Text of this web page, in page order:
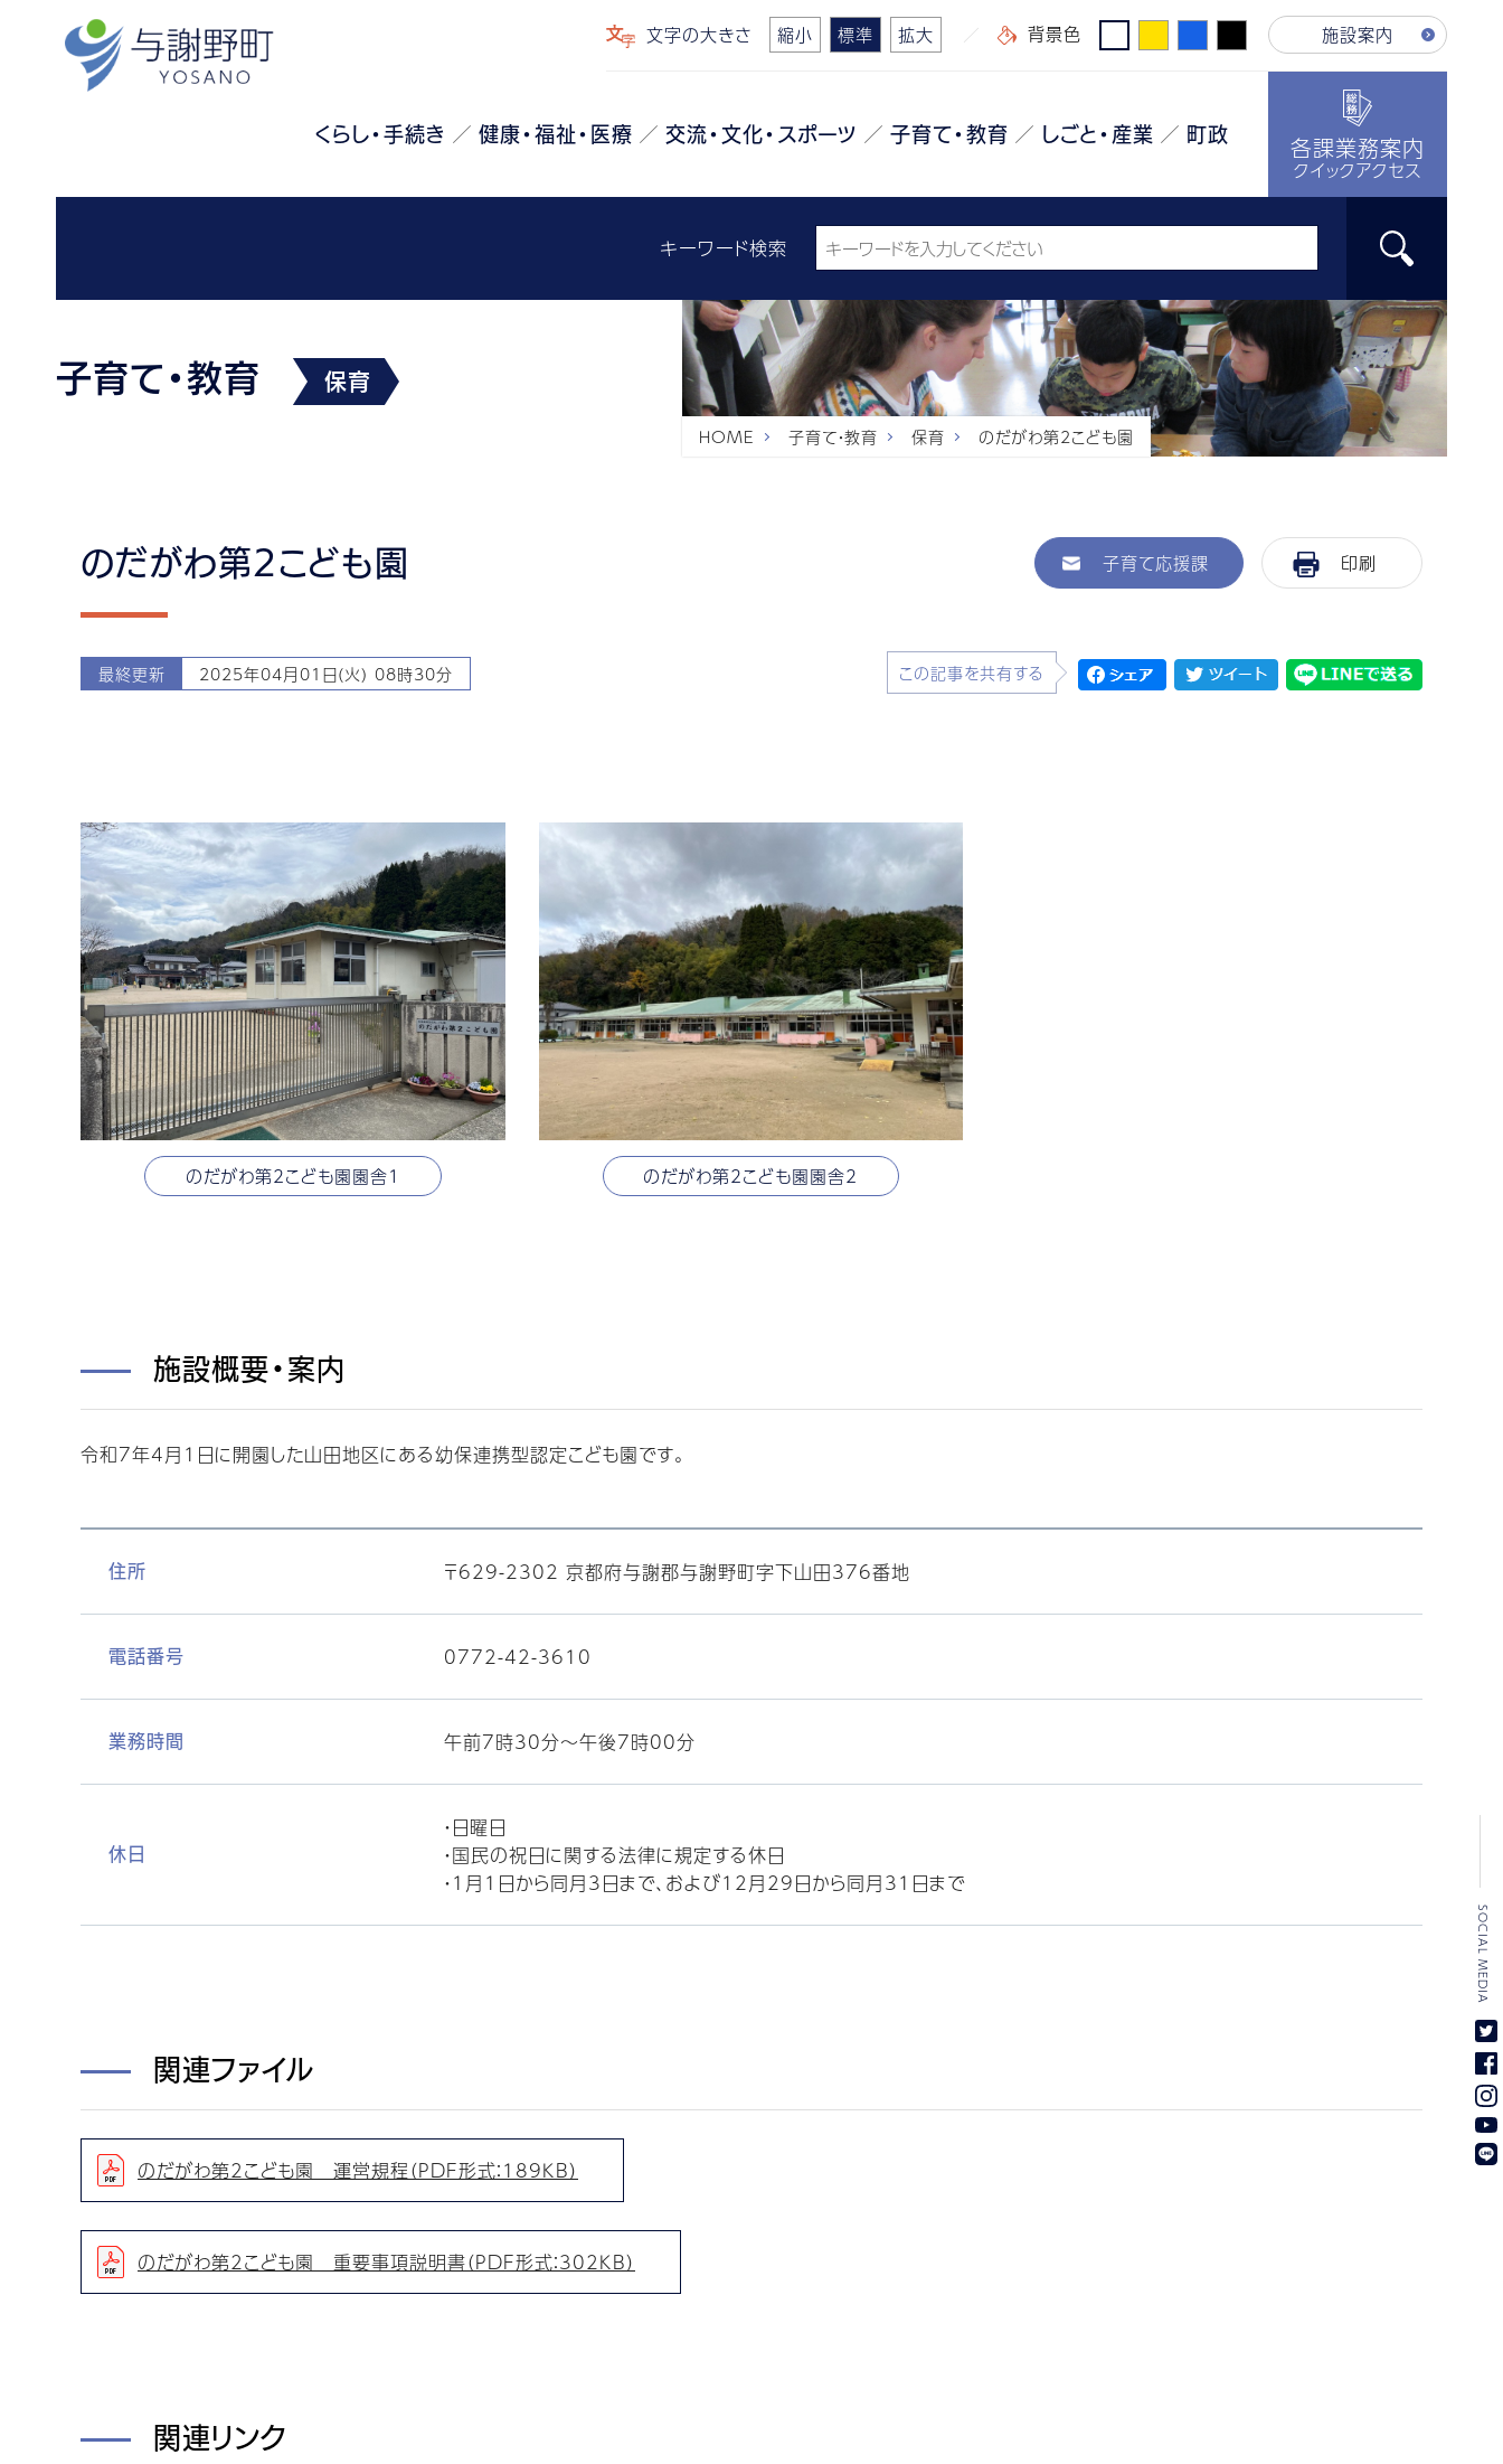
文字の大きさ 縮小 標準 拡大 背景色 施設案内
くらし・手続き 健康・福祉・医療 交流・文化・スポーツ 子育て・教育 しごと・産業 町政 各課業務案内
クイックアクセス
キーワード検索
子育て・教育 保育
HOME 子育て・教育 保育 のだがわ第2こども園
のだがわ第2こども園 子育て応援課 印刷
最終更新 2025年04月01日(火) 08時30分 この記事を共有する
のだがわ第2こども園園舎1 のだがわ第2こども園園舎2
施設概要・案内
令和7年4月1日に開園した山田地区にある幼保連携型認定こども園です。
住所 〒629-2302 京都府与謝郡与謝野町字下山田376番地
電話番号 0772-42-3610
業務時間 午前7時30分～午後7時00分
休日
・日曜日
・国民の祝日に関する法律に規定する休日
・1月1日から同月3日まで、および12月29日から同月31日まで
関連ファイル
のだがわ第2こども園 運営規程（PDF形式：189KB）
のだがわ第2こども園 重要事項説明書（PDF形式：302KB）
関連リンク
SOCIAL MEDIA